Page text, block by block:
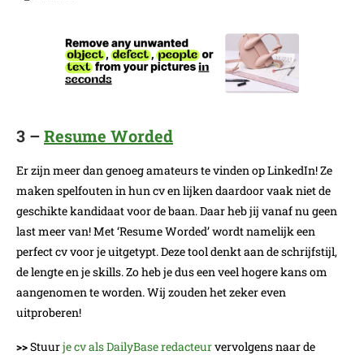
3 –Resume Worded
Er zijn meer dan genoeg amateurs te vinden op LinkedIn! Ze
maken spelfouten in hun cv en lijken daardoor vaak niet de
geschikte kandidaat voor de baan. Daar heb jij vanaf nu geen
last meer van! Met ‘Resume Worded’ wordt namelijk een
perfect cv voor je uitgetypt. Deze tool denkt aan de schrijfstijl,
de lengte en je skills. Zo heb je dus een veel hogere kans om
aangenomen te worden. Wij zouden het zeker even
uitproberen!
>>Stuurje cv als DailyBase redacteurvervolgens naar de